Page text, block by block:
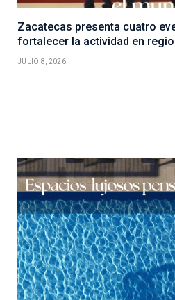
Zacatecas presenta cuatro
fortalecer la actividad en
JULIO 8, 2026